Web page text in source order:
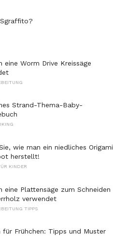
eine Worm Drive Kreissäge
Strand-Thema-Baby-
wie man ein niedliches Origami
herstellt!
KINDER
eine Plattensäge zum Schneiden
verwendet
TIPPS
für Frühchen: Tipps und Muster